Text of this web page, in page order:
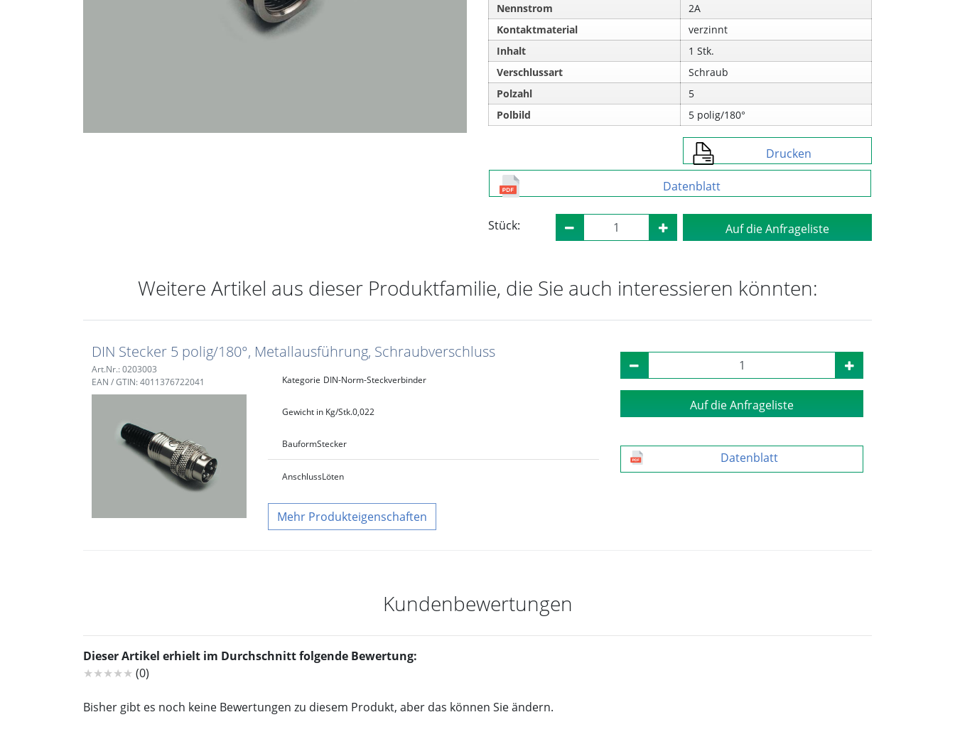
Nennstrom
2A
Kontaktmaterial
verzinnt
Inhalt
1 Stk.
Verschlussart
Schraub
Polzahl
5
Polbild
5 polig/180°
Drucken
Datenblatt
Stück: Auf die Anfrageliste
Weitere Artikel aus dieser Produktfamilie, die Sie auch interessieren könnten:
DIN Stecker 5 polig/180°, Metallausführung, Schraubverschluss
Art.Nr.: 0203003
EAN / GTIN: 4011376722041
Kategorie DIN-Norm-Steckverbinder
Gewicht in Kg/Stk.0,022
BauformStecker
AnschlussLöten
Produkteigenschaften
Auf die Anfrageliste
Datenblatt
Kundenbewertungen
Dieser Artikel erhielt im Durchschnitt folgende Bewertung:
★★★★★ (0)
Bisher gibt es noch keine Bewertungen zu diesem Produkt, aber das können Sie ändern.